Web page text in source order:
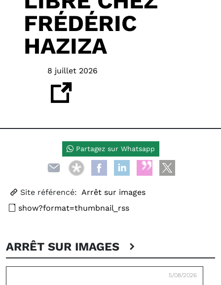
FRÉDÉRIC
HAZIZA
8 juillet 2026
Site référencé: Arrêt sur images
show?format=thumbnail_rss
ARRÊT SUR IMAGES
5/08/2026
Partagez sur Whatsapp